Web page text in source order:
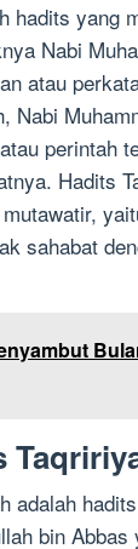
hadits yang
Nabi
atau
Nabi
perintah
Hadits
sahabat
adalah
bin Abbas